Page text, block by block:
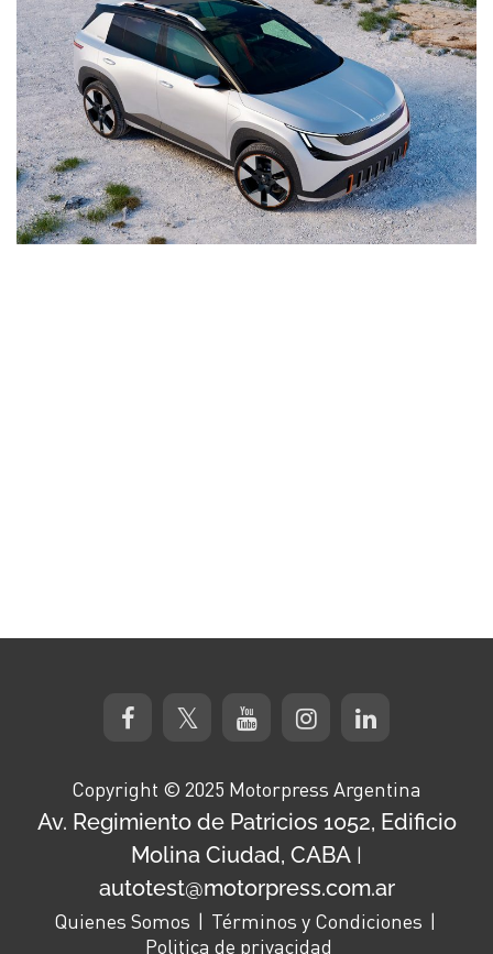
Copyright © 2025 Motorpress Argentina
Av. Regimiento de Patricios 1052, Edificio
Molina Ciudad, CABA |
autotest@motorpress.com.ar
Quienes Somos
Términos y Condiciones
Politica de privacidad